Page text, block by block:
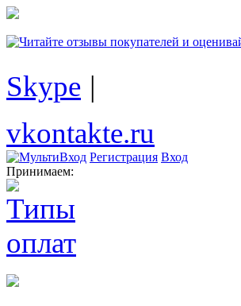
Skype |
vkontakte.ru
Регистрация Вход
Принимаем: